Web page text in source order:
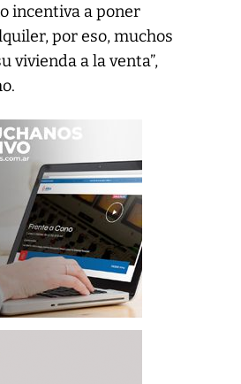
incentiva a poner
por eso, muchos
vivienda a la venta”,